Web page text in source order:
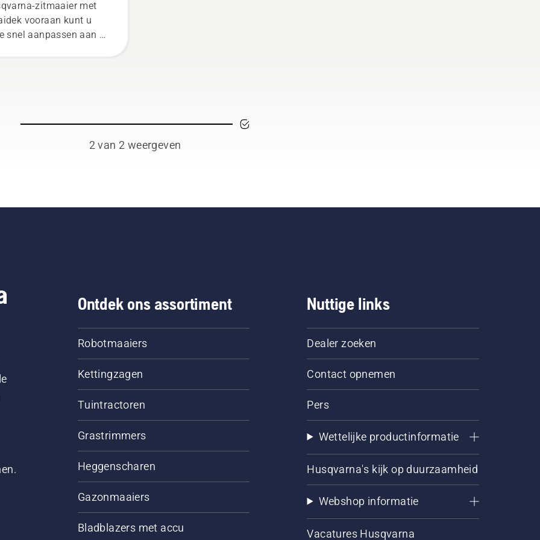
zitmaaier met
vooraan kunt u
snel aanpassen aan de
2 van 2 weergeven
Ontdek ons assortiment
Robotmaaiers
Kettingzagen
Tuintractoren
Grastrimmers
Heggenscharen
Gazonmaaiers
Bladblazers met accu
Nuttige links
Dealer zoeken
Contact opnemen
Pers
Wettelijke productinformatie
Husqvarna's kijk op duurzaamheid
Webshop informatie
Vacatures Husqvarna